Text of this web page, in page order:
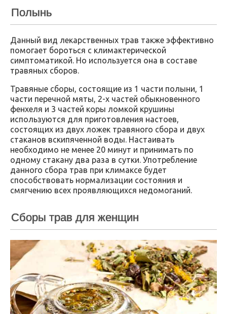
Полынь
Данный вид лекарственных трав также эффективно
помогает бороться с климактерической
симптоматикой. Но используется она в составе
травяных сборов.
Травяные сборы, состоящие из 1 части полыни, 1
части перечной мяты, 2-х частей обыкновенного
фенхеля и 3 частей коры ломкой крушины
используются для приготовления настоев,
состоящих из двух ложек травяного сбора и двух
стаканов вскипяченной воды. Настаивать
необходимо не менее 20 минут и принимать по
одному стакану два раза в сутки. Употребление
данного сбора трав при климаксе будет
способствовать нормализации состояния и
смягчению всех проявляющихся недомоганий.
Сборы трав для женщин